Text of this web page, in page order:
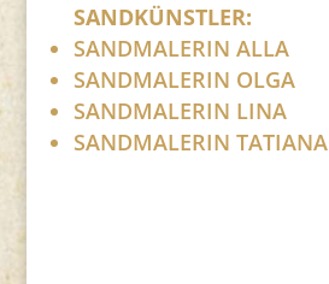
SANDKÜNSTLER:
SANDMALERIN ALLA
SANDMALERIN OLGA
SANDMALERIN LINA
SANDMALERIN TATIANA